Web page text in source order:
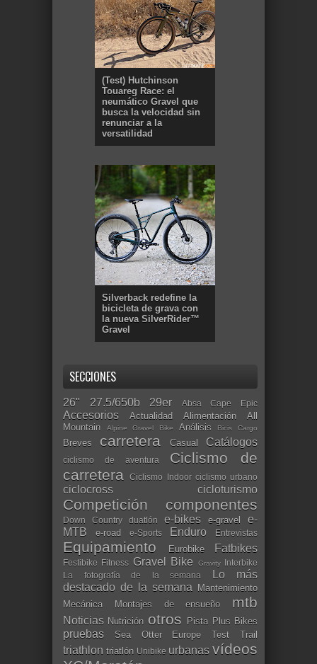
(Test) Hutchinson
Touareg Race: el
neumático Gravel que
busca la velocidad sin
renunciar a la
versatilidad
Silverback redefine la
bicicleta de grava con
la nueva SilverRider™
Gravel
SECCIONES
26" 27.5/650b 29er Absa Cape Epic
Accesorios Actualidad Alimentación
All
Mountain
Alpine Gravel Bike Análisis Bicis Cargo
Breves carretera Casual Catálogos
ciclismo de aventura
Ciclismo de
carretera
Ciclismo Indoor ciclismo urbano
ciclocross cicloturismo
Competición componentes
Down Country duatlón e-bikes e-gravel
e-
MTB
e-road e-Sports Enduro Entrevistas
Equipamiento Eurobike Fatbikes
Festibike Fitness Gravel Bike Gravity Interbike
La fotografía de la semana
Lo más
destacado de la semana Mantenimiento
Mecánica
Montajes de ensueño mtb
Noticias Nutrición otros Pista Plus Bikes
pruebas Sea Otter Europe Test Trail
triathlon triatlón Unibike urbanas vídeos